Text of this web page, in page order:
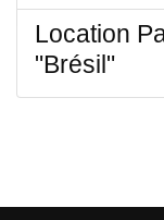
Location
"Brésil"